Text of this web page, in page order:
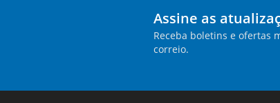
Assine as
Receba boletins e ofertas
correio.